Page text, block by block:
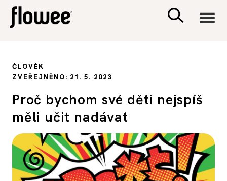
PSYCHOLOGIE
RODINA A DĚTI
SEX A VZTAHY
ČLOVĚK
ZVEŘEJNĚNO: 21. 5. 2023
Proč bychom své děti nejspíš
měli učit nadávat